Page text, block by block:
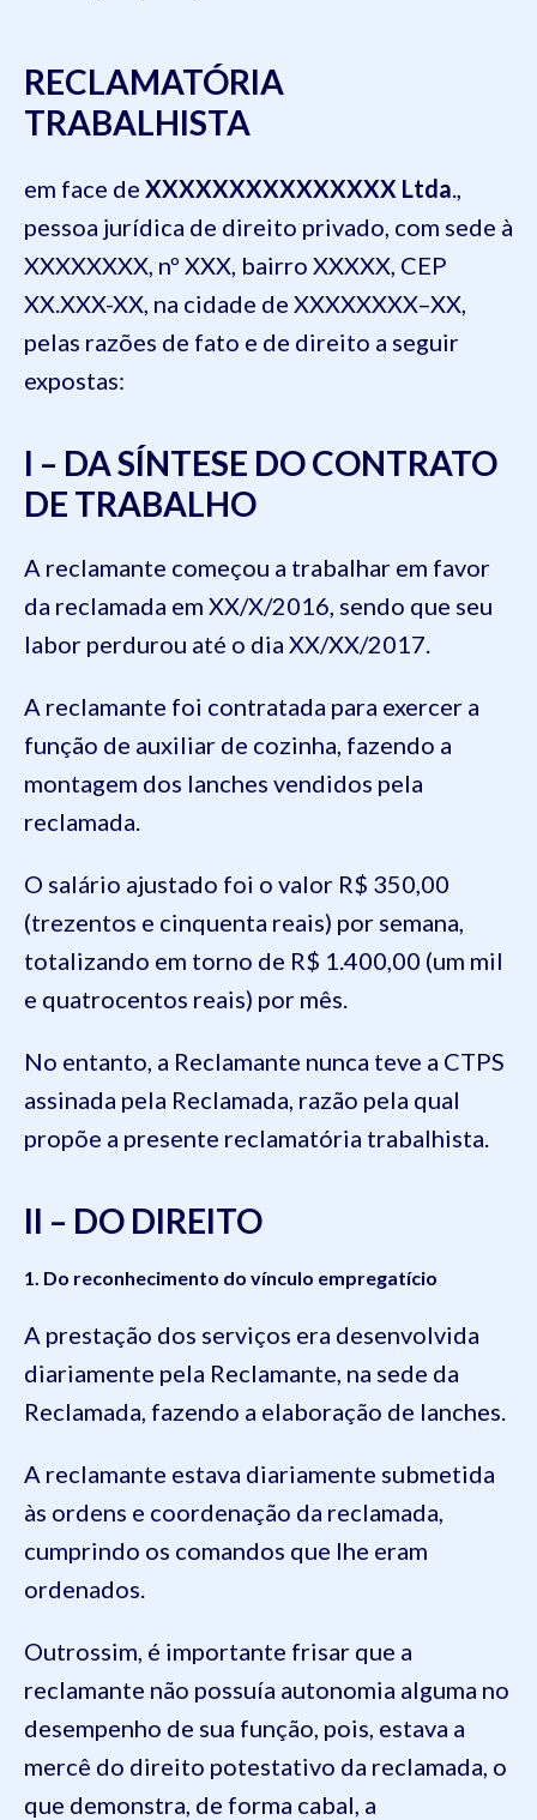
RECLAMATÓRIA
TRABALHISTA
em face de XXXXXXXXXXXXXXX Ltda.,
pessoa jurídica de direito privado, com sede à
XXXXXXXX, nº XXX, bairro XXXXX, CEP
XX.XXX-XX, na cidade de XXXXXXXX–XX,
pelas razões de fato e de direito a seguir
expostas:
I – DA SÍNTESE DO CONTRATO
DE TRABALHO
A reclamante começou a trabalhar em favor
da reclamada em XX/X/2016, sendo que seu
labor perdurou até o dia XX/XX/2017.
A reclamante foi contratada para exercer a
função de auxiliar de cozinha, fazendo a
montagem dos lanches vendidos pela
reclamada.
O salário ajustado foi o valor R$ 350,00
(trezentos e cinquenta reais) por semana,
totalizando em torno de R$ 1.400,00 (um mil
e quatrocentos reais) por mês.
No entanto, a Reclamante nunca teve a CTPS
assinada pela Reclamada, razão pela qual
propõe a presente reclamatória trabalhista.
II – DO DIREITO
1. Do reconhecimento do vínculo empregatício
A prestação dos serviços era desenvolvida
diariamente pela Reclamante, na sede da
Reclamada, fazendo a elaboração de lanches.
A reclamante estava diariamente submetida
às ordens e coordenação da reclamada,
cumprindo os comandos que lhe eram
ordenados.
Outrossim, é importante frisar que a
reclamante não possuía autonomia alguma no
desempenho de sua função, pois, estava a
mercê do direito potestativo da reclamada, o
que demonstra, de forma cabal, a